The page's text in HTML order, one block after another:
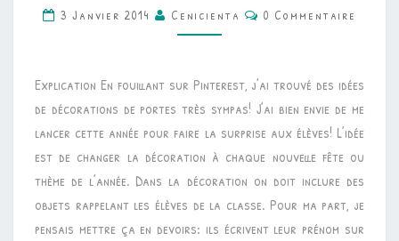
DE
PORTE
FÉVRIER
3 Janvier 2014 Cenicienta Commentaires
0 Commentaire
Explication En fouillant sur Pinterest, j’ai trouvé des idées
de décorations de portes très sympas! J’ai bien envie de me
lancer cette année pour faire la surprise aux élèves! L’idée
est de changer la décoration à chaque nouvelle fête ou
thème de l’année. Dans la décoration on doit inclure des
objets rappelant les élèves de la classe. Pour ma part, je
pensais mettre ça en devoirs: ils écrivent leur prénom sur